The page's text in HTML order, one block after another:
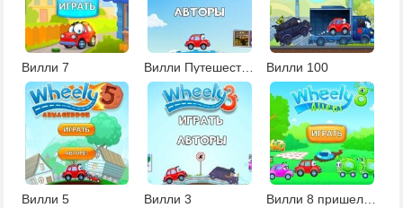
Вилли 7 Вилли Путешествия во времени Вилли 100
Вилли 5 Вилли 3 Вилли 8 пришельцы